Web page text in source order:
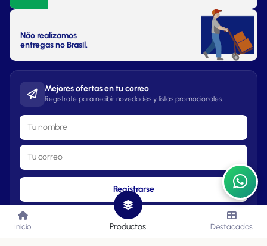
Não realizamos
entregas no Brasil.
Mejores ofertas en tu correo
Regístrate para recibir novedades y listas promocionales.
Registrarse
Inicio Productos Destacados